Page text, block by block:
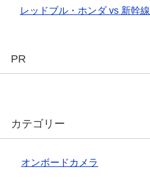
レッドブル・ホンダ vs 新幹線
PR
カテゴリー
オンボードカメラ